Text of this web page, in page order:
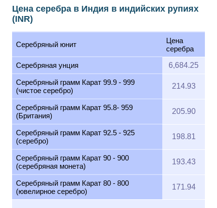
Цена серебра в Индия в индийских рупиях
(INR)
Серебряный юнит
Цена
серебра
Серебряная унция 6,684.25
Серебряный грамм Карат 99.9 - 999
(чистое серебро)
214.93
Серебряный грамм Карат 95.8- 959
(Британия)
205.90
Серебряный грамм Карат 92.5 - 925
(серебро)
198.81
Серебряный грамм Карат 90 - 900
(серебряная монета)
193.43
Серебряный грамм Карат 80 - 800
(ювелирное серебро)
171.94